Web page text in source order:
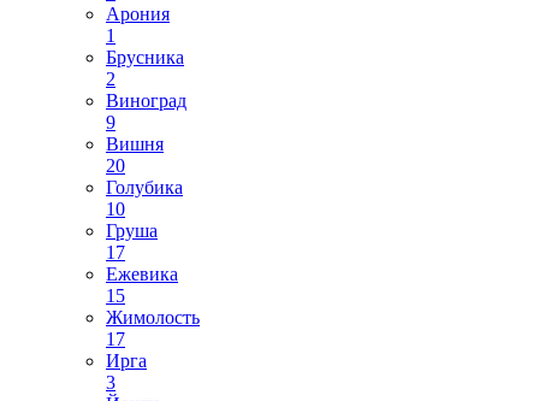
Арония
1
Брусника
2
Виноград
9
Вишня
20
Голубика
10
Груша
17
Ежевика
15
Жимолость
17
Ирга
3